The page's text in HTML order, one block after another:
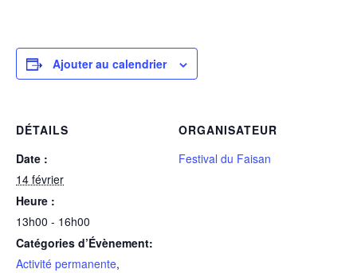
Ajouter au calendrier
DÉTAILS
Date :
14 février
Heure :
13h00 - 16h00
Catégories d’Évènement:
Activité permanente,
ORGANISATEUR
Festival du Faisan